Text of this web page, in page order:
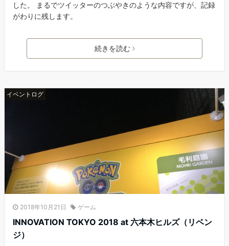
した。 まるでツイッターのつぶやきのような内容ですが、記録
がわりに残します。
続きを読む
イベントログ
2018年10月21日 ゲーム
INNOVATION TOKYO 2018 at 六本木ヒルズ（リベン
ジ）